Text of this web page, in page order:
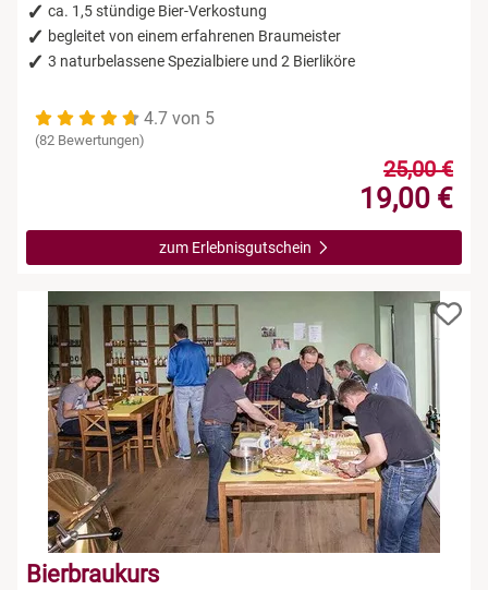
ca. 1,5 stündige Bier-Verkostung
begleitet von einem erfahrenen Braumeister
3 naturbelassene Spezialbiere und 2 Bierliköre
4.7 von 5
(82 Bewertungen)
25,00 €
19,00 €
zum Erlebnisgutschein
Bierbraukurs